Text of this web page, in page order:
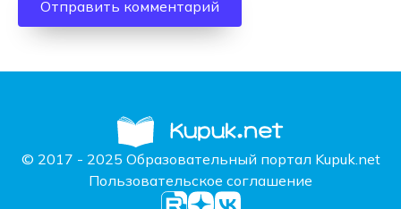
© 2017 - 2025 Образовательный портал Kupuk.net
Пользовательское соглашение